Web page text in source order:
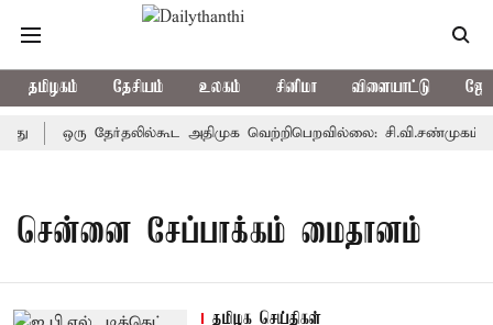
தமிழகம் தேசியம் உலகம் சினிமா விளையாட்டு
ஒரு தேர்தலில்கூட அதிமுக வெற்றிபெறவில்லை: சி.வி.சண்முகம்
சென்னை சேப்பாக்கம் மைதானம்
தமிழக செய்திகள்